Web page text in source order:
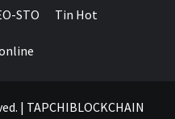
STO Tin Hot
| TAPCHIBLOCKCHAIN